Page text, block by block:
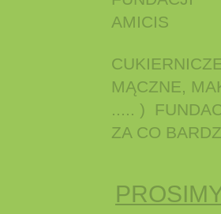
MĄCZNE,
..... )
ZA CO